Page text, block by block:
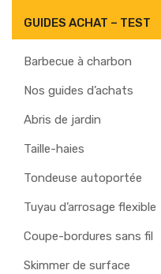
GUIDES ACHAT – TEST
Barbecue à charbon
Nos guides d’achats
Abris de jardin
Taille-haies
Tondeuse autoportée
Tuyau d’arrosage flexible
Coupe-bordures sans fil
Skimmer de surface